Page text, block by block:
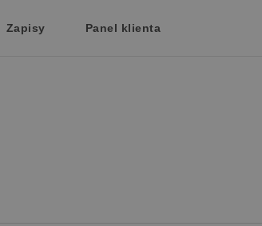
Zapisy Panel klienta